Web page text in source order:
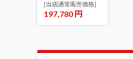
[当店通常販売価格]
197,780 円